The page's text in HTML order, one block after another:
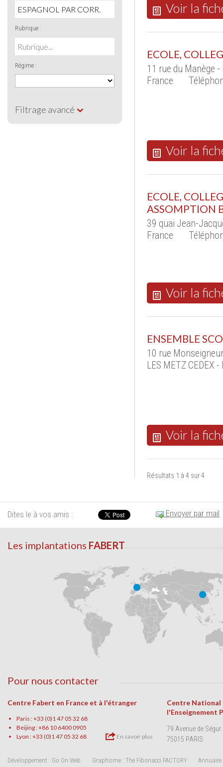
Rubrique :
Régime :
Filtrage avancé
Voir la
ECOLE,
11 rue du Manège
France
Voir la
ECOLE,
ASSOMPTION
39 quai Jean-
France
Voir la
ENSEMBLE
10 rue
LES METZ CEDEX
Voir la
Résultats 1 à 4 sur 4
Dites le à vos amis : Envoyer par mail
Les implantations FABERT
Pour nous contacter
Centre Fabert en France et à l'étranger
Paris : +33 (0)1 47 05 32 68
Beijing : +86 10 6400 0905
Lyon : +33 (0)1 47 05 32 68
En savoir plus
Centre National
l'Enseignement
79 Avenue de Ségur
75015 PARIS
Développement : Go On Web Graphisme : The Fibonacci FACTORY
Annuaire